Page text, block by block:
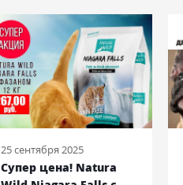
25 сентября 2025
Супер цена! Natura